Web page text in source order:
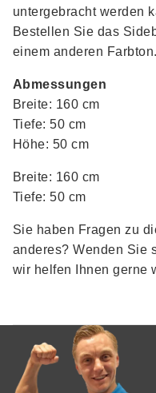
untergebracht werden
Bestellen Sie das
einem anderen
Abmessungen
Breite: 160 cm
Tiefe: 50 cm
Höhe: 50 cm
Breite: 160 cm
Tiefe: 50 cm
Sie haben Fragen zu
anderes? Wenden Sie
wir helfen Ihnen gerne